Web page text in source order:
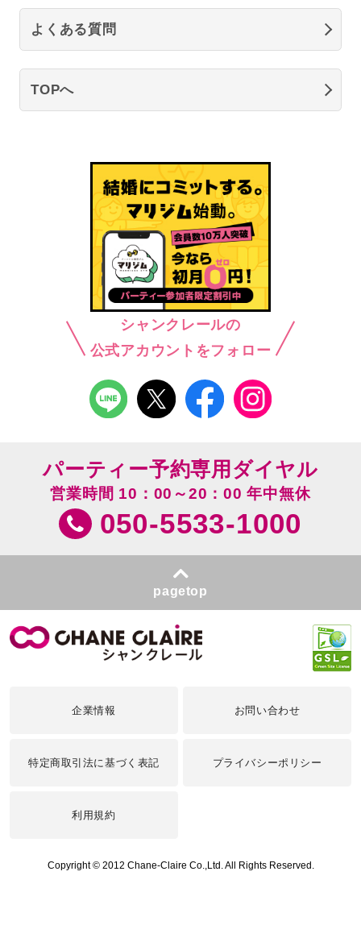
よくある質問
TOPへ
シャンクレールの
公式アカウントをフォロー
パーティー予約専用ダイヤル
営業時間 10：00～20：00 年中無休
050-5533-1000
pagetop
企業情報 お問い合わせ
特定商取引法に基づく表記 プライバシーポリシー
利用規約
Copyright © 2012 Chane-Claire Co.,Ltd. All Rights Reserved.